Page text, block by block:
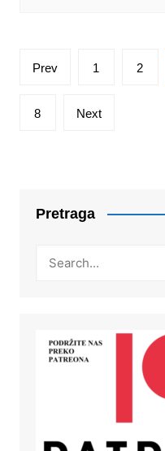
Posts
Prev 1 2
8 Next
Pretraga